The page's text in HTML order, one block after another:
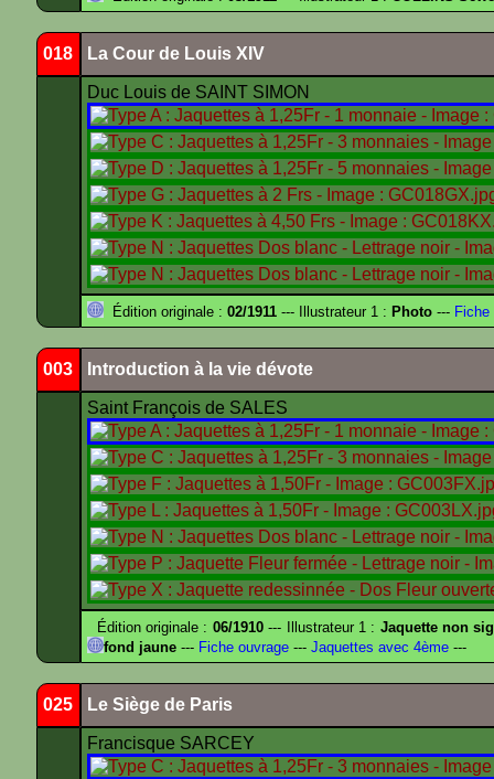
018 La Cour de Louis XIV
Duc Louis de SAINT SIMON
Édition originale : 02/1911 --- Illustrateur 1 : Photo --- Fiche
003 Introduction à la vie dévote
Saint François de SALES
Édition originale : 06/1910--- Illustrateur 1 : Jaquette non
fond jaune --- Fiche ouvrage --- Jaquettes avec 4ème ---
025 Le Siège de Paris
Francisque SARCEY